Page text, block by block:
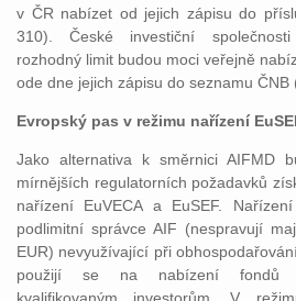
v ČR nabízet od jejich zápisu do
310). České investiční
rozhodný limit budou moci veřejně
ode dne jejich zápisu do seznamu ČNB
Evropský pas v režimu nařízení
Jako alternativa k směrnici AIFMD
mírnějších regulatorních požadavků
nařízení EuVECA a EuSEF.
podlimitní správce AIF (nespravují
EUR) nevyužívající při
použijí se na nabízení fondů